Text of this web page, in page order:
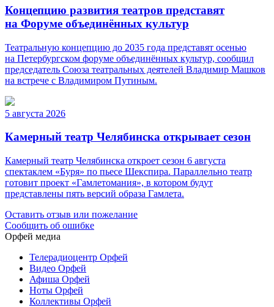
Концепцию развития театров представят
на Форуме объединённых культур
Театральную концепцию до 2035 года представят осенью
на Петербургском форуме объединённых культур, сообщил
председатель Союза театральных деятелей Владимир Машков
на встрече с Владимиром Путиным.
5 августа 2026
Камерный театр Челябинска открывает сезон
Камерный театр Челябинска откроет сезон 6 августа
спектаклем «Буря» по пьесе Шекспира. Параллельно театр
готовит проект «Гамлетомания», в котором будут
представлены пять версий образа Гамлета.
Оставить отзыв или пожелание
Сообщить об ошибке
Орфей медиа
Телерадиоцентр Орфей
Видео Орфей
Афиша Орфей
Ноты Орфей
Коллективы Орфей